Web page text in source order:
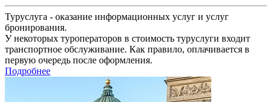
Туруслуга - оказание информационных услуг и услуг
бронирования.
У некоторых туроператоров в стоимость туруслуги входит
транспортное обслуживание. Как правило, оплачивается в
первую очередь после оформления.
Подробнее